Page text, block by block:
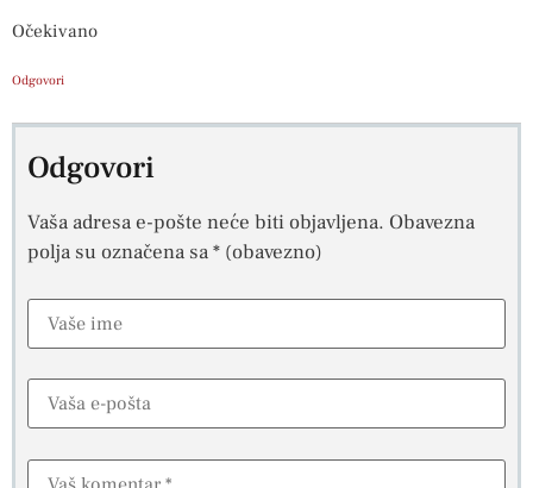
Očekivano
Odgovori
Odgovori
Vaša adresa e-pošte neće biti objavljena. Obavezna
polja su označena sa* (obavezno)